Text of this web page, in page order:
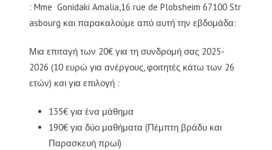
: Mme Gonidaki Amalia,16 rue de Plobsheim 67100 Str
asbourg και παρακαλούμε από αυτή την εβδομάδα:
Μια επιταγή των 20€ για τη συνδρομή σας 2025-
2026 (10 ευρώ για ανέργους, φοιτητές κάτω των 26
ετών) και για επιλογή :
135€ για ένα μάθημα
190€ για δύο μαθήματα (Πέμπτη βράδυ και
Παρασκευή πρωί)